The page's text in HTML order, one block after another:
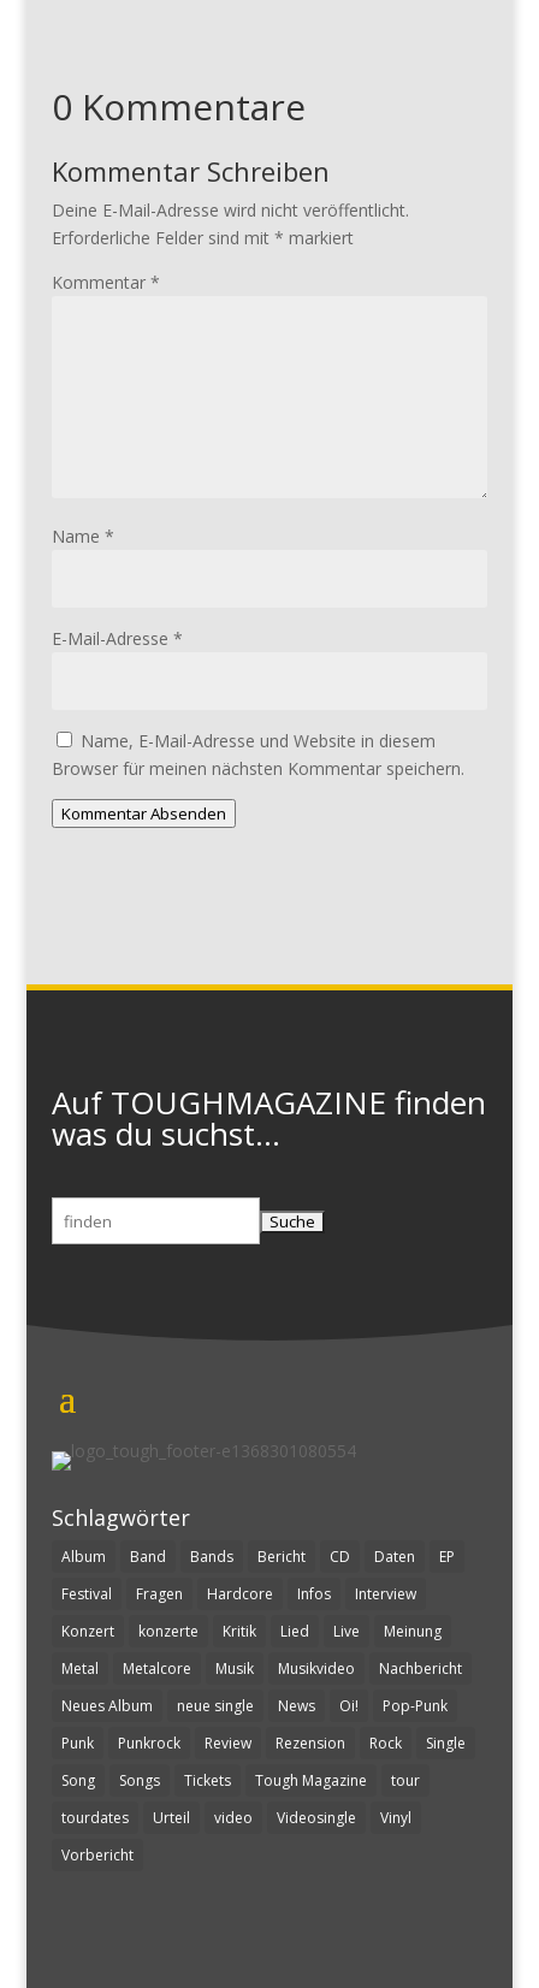
0 Kommentare
Kommentar Schreiben
Deine E-Mail-Adresse wird nicht veröffentlicht.
Erforderliche Felder sind mit * markiert
Kommentar *
Name *
E-Mail-Adresse *
Name, E-Mail-Adresse und Website in diesem
Browser für meinen nächsten Kommentar speichern.
Kommentar Absenden
Auf TOUGHMAGAZINE finden
was du suchst...
Suchen
nach:
Schlagwörter
Album Band Bands Bericht CD Daten
EP
Festival
Fragen Hardcore Infos
Interview
Konzert
konzerte Kritik Lied Live
Meinung
Metal
Metalcore Musik Musikvideo
Nachbericht
Neues Album
neue single News Oi!
Pop-Punk
Punk
Punkrock Review Rezension Rock
Single
Song
Songs Tickets Tough Magazine
tour
tourdates
Urteil video Videosingle
Vinyl
Vorbericht